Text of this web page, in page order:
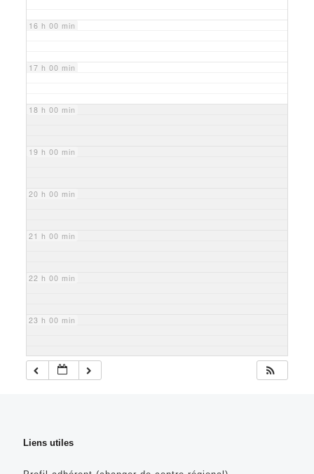
16 h 00 min
17 h 00 min
18 h 00 min
19 h 00 min
20 h 00 min
21 h 00 min
22 h 00 min
23 h 00 min
Liens utiles